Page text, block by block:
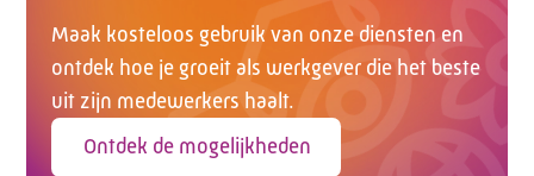
Maak kosteloos gebruik van onze diensten en
ontdek hoe je groeit als werkgever die het beste
uit zijn medewerkers haalt.
Ontdek de mogelijkheden